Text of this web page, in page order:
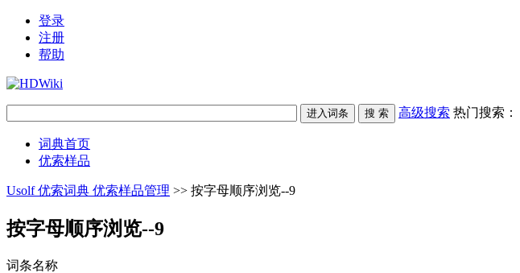
登录
注册
帮助
高级搜索 热门搜索：
词典首页
优索样品
Usolf 优索词典 优索样品管理 >> 按字母顺序浏览--9
按字母顺序浏览--9
词条名称